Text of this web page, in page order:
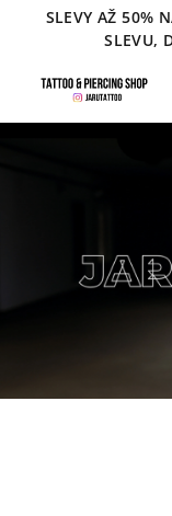
SLEVY AŽ 50%
SLEVU,